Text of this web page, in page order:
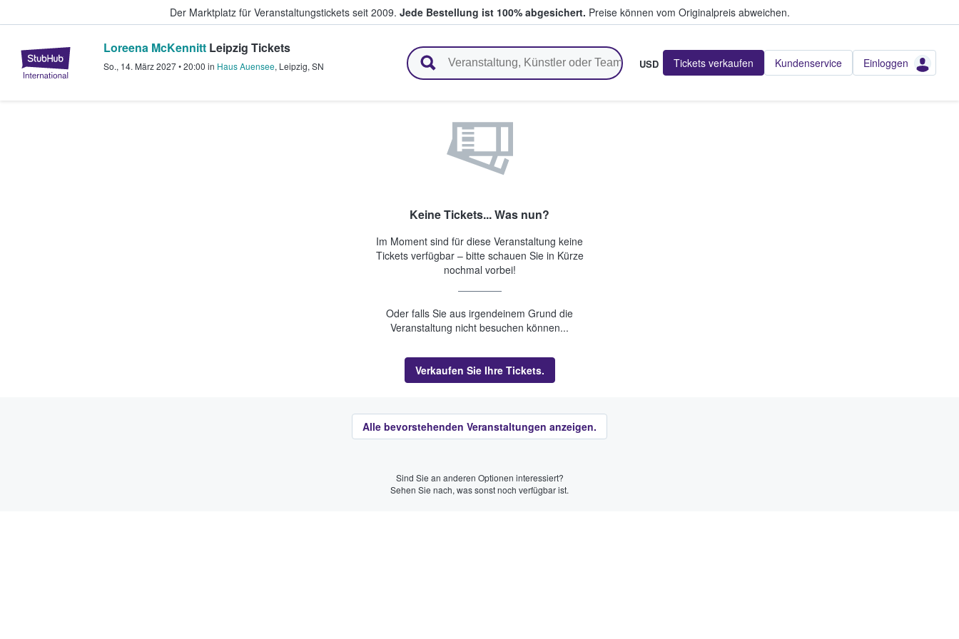
Der Marktplatz für Veranstaltungstickets seit 2009. Jede Bestellung ist 100% abgesichert. Preise können vom Originalpreis abweichen.
StubHub - Wo Fans Tickets kaufen & verkaufen
Loreena McKennitt Leipzig Tickets
So., 14. März 2027•20:00 in Haus Auensee, Leipzig, SN USD Tickets verkaufen Kundenservice Einloggen
Keine Tickets... Was nun?
Im Moment sind für diese Veranstaltung keine
Tickets verfügbar – bitte schauen Sie in Kürze
nochmal vorbei!
Oder falls Sie aus irgendeinem Grund die
Veranstaltung nicht besuchen können...
Verkaufen Sie Ihre Tickets.
Alle bevorstehenden Veranstaltungen anzeigen.
Sind Sie an anderen Optionen interessiert?
Sehen Sie nach, was sonst noch verfügbar ist.